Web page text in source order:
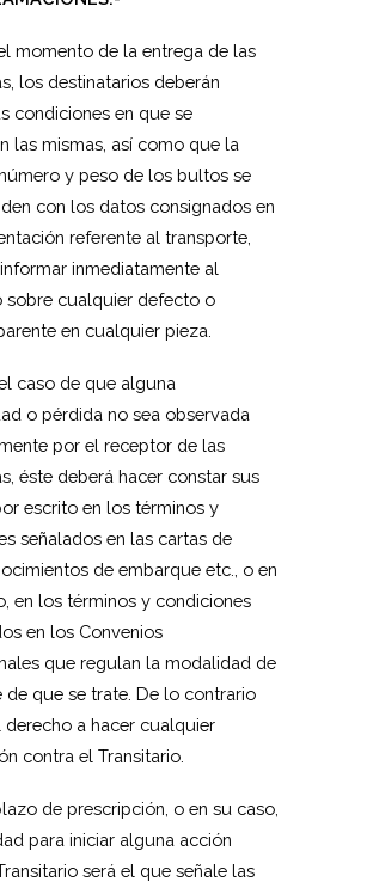
momento de la entrega de las
los destinatarios deberán
condiciones en que se
las mismas, así como que la
y peso de los bultos se
con los datos consignados en
referente al transporte,
inmediatamente al
sobre cualquier defecto o
en cualquier pieza.
caso de que alguna
o pérdida no sea observada
por el receptor de las
éste deberá hacer constar sus
escrito en los términos y
señalados en las cartas de
de embarque etc., o en
en los términos y condiciones
en los Convenios
que regulan la modalidad de
de que se trate. De lo contrario
derecho a hacer cualquier
contra el Transitario.
de prescripción, o en su caso,
para iniciar alguna acción
será el que señale las